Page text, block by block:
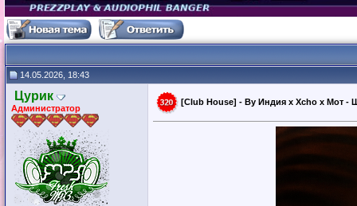
14.05.2026, 18:43
Цурик
Администратор
[Club House] - By Индия x Xcho x Мот -